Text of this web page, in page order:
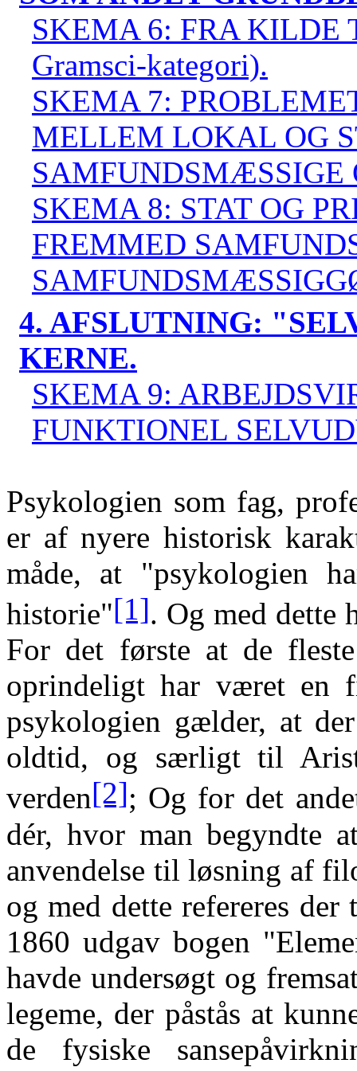
SKEMA 6: FRA KILDE
Gramsci-kategori).
SKEMA 7:
MELLEM LOKAL OG
SAMFUNDSMÆSSIGE
SKEMA 8: STAT OG
FREMMED
4. AFSLUTNING:
KERNE.
SKEMA 9:
FUNKTIONEL
Psykologien som fag,
er af nyere historisk
måde, at "psykologien
historie"[1]. Og med dette
For det første at de
oprindeligt har været en
psykologien gælder, at
oldtid, og særligt til
verden[2]; Og for det
dér, hvor man begyndte
anvendelse til løsning af
og med dette refereres
1860 udgav bogen
havde undersøgt og
legeme, der påstås at
de fysiske